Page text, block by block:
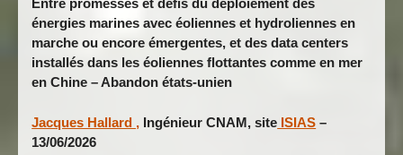
énergies marines avec éoliennes et hydroliennes en
marche ou encore émergentes, et des data centers
installés dans les éoliennes flottantes comme en mer
en Chine – Abandon états-unien
Jacques Hallard , Ingénieur CNAM, site ISIAS –
13/06/2026